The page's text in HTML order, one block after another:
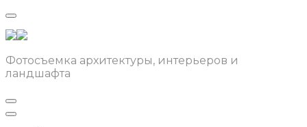
Фотосъемка архитектуры, интерьеров и
ландшафта